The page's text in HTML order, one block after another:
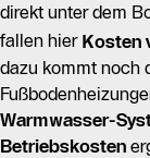
direkt unter dem
fallen hier Kosten
dazu kommt noch
Warmwasser-
Betriebskosten